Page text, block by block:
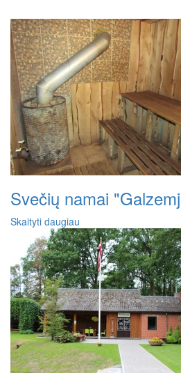
Svečių namai
Skaityti daugiau